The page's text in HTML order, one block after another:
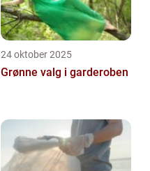
24 oktober 2025
Grønne valg i garderoben